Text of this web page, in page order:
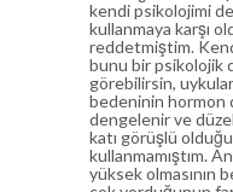
kendi psikolojimi
kullanmaya karşı
reddetmiştim.
bunu bir psikolojik
görebilirsin,
bedeninin hormon
dengelenir ve
katı görüşlü
kullanmamıştım.
yüksek olmasının